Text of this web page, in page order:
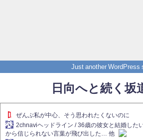
Just another WordPress
日向へと続く坂
ぜんぶ私が中心、そう思われたくないのに
2chnaviヘッドライン / 36歳の彼女と結婚した
から信じられない言葉が飛び出した… 他